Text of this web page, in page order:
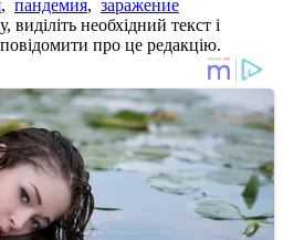
, пандемия, заражение
необхідний текст і
про це редакцію.